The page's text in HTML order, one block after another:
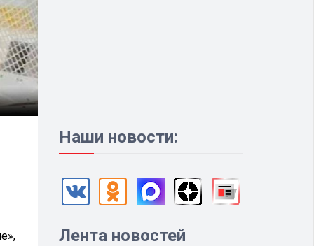
Наши новости:
Лента новостей